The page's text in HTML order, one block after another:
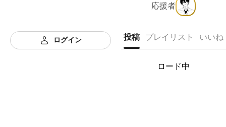
ログイン
応援者
投稿 プレイリスト いいね
ロード中